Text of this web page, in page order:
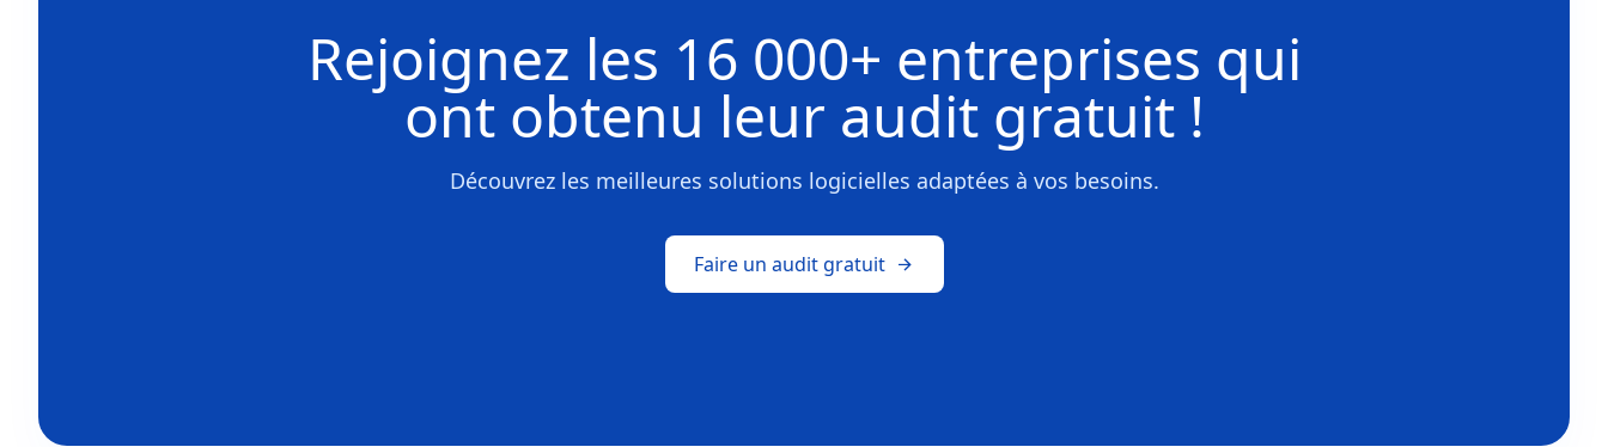
Rejoignez les 16 000+ entreprises qui
ont obtenu leur audit gratuit !
Découvrez les meilleures solutions logicielles adaptées à vos besoins.
Faire un audit gratuit